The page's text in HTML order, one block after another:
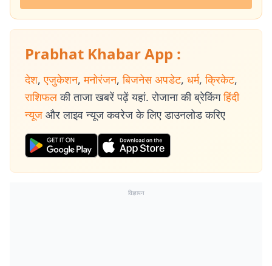
Prabhat Khabar App :
देश, एजुकेशन, मनोरंजन, बिजनेस अपडेट, धर्म, क्रिकेट,
राशिफल की ताजा खबरें पढ़ें यहां. रोजाना की ब्रेकिंग हिंदी
न्यूज और लाइव न्यूज कवरेज के लिए डाउनलोड करिए
विज्ञापन